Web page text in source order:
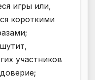
игры или,
короткими
участников